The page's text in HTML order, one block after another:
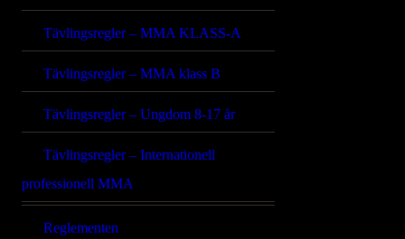
Tävlingsregler – MMA KLASS-A
Tävlingsregler – MMA klass B
Tävlingsregler – Ungdom 8-17 år
Tävlingsregler – Internationell
professionell MMA
Reglementen